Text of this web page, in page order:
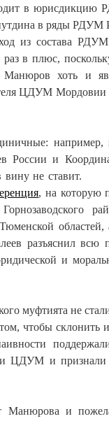
в
в ряды
из состава
в плюс,
Манюров хоть и
ЦДУМ
например,
России и
не ставит.
, на которую
областей,
разъяснил всю
и
муфтията не
чтобы склонить
ЦДУМ и признали
и